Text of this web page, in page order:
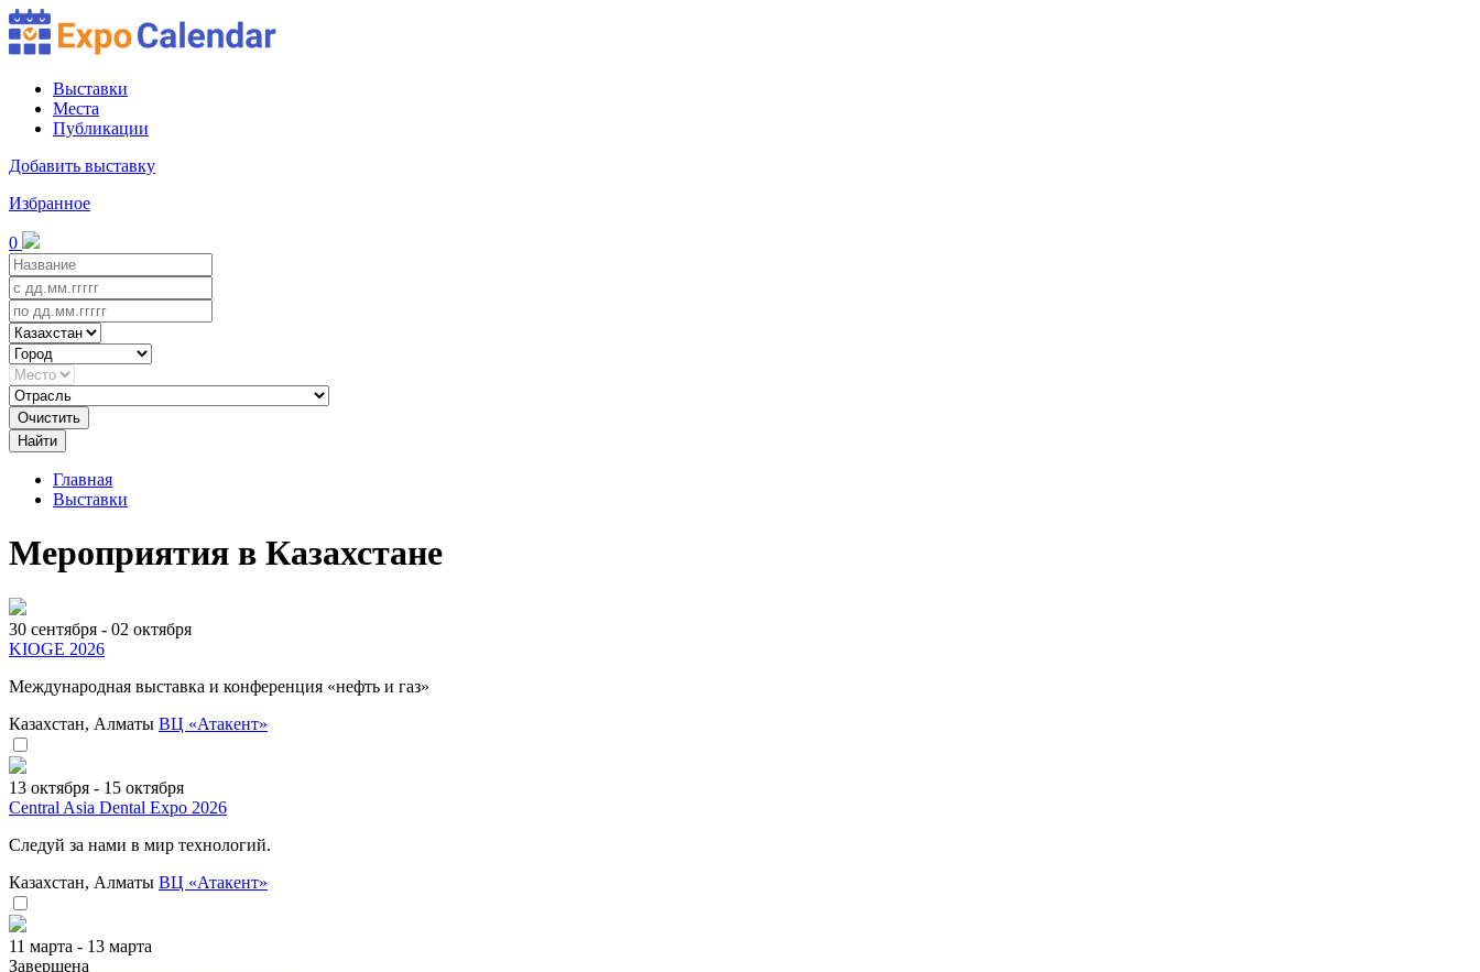
Выставки
Места
Публикации
Добавить выставку
Избранное
0
Очистить
Найти
Главная
Выставки
Мероприятия в Казахстане
30 сентября - 02 октября
KIOGE 2026
Международная выставка и конференция «нефть и газ»
Казахстан, Алматы ВЦ «Атакент»
13 октября - 15 октября
Central Asia Dental Expo 2026
Следуй за нами в мир технологий.
Казахстан, Алматы ВЦ «Атакент»
11 марта - 13 марта
Завершена